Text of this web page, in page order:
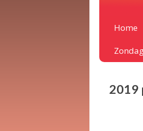
Home
2019